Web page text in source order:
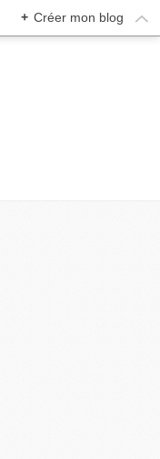
+ Créer mon blog